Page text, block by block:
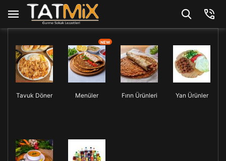
Tavuk Döner Menüler
NEW
Fırın Ürünleri Yan Ürünler